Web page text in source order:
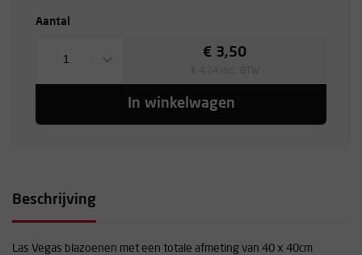
Aantal
1
€ 3,50
In winkelwagen
Beschrijving
Las Vegas blazoenen met een totale afmeting van 40 x 40cm